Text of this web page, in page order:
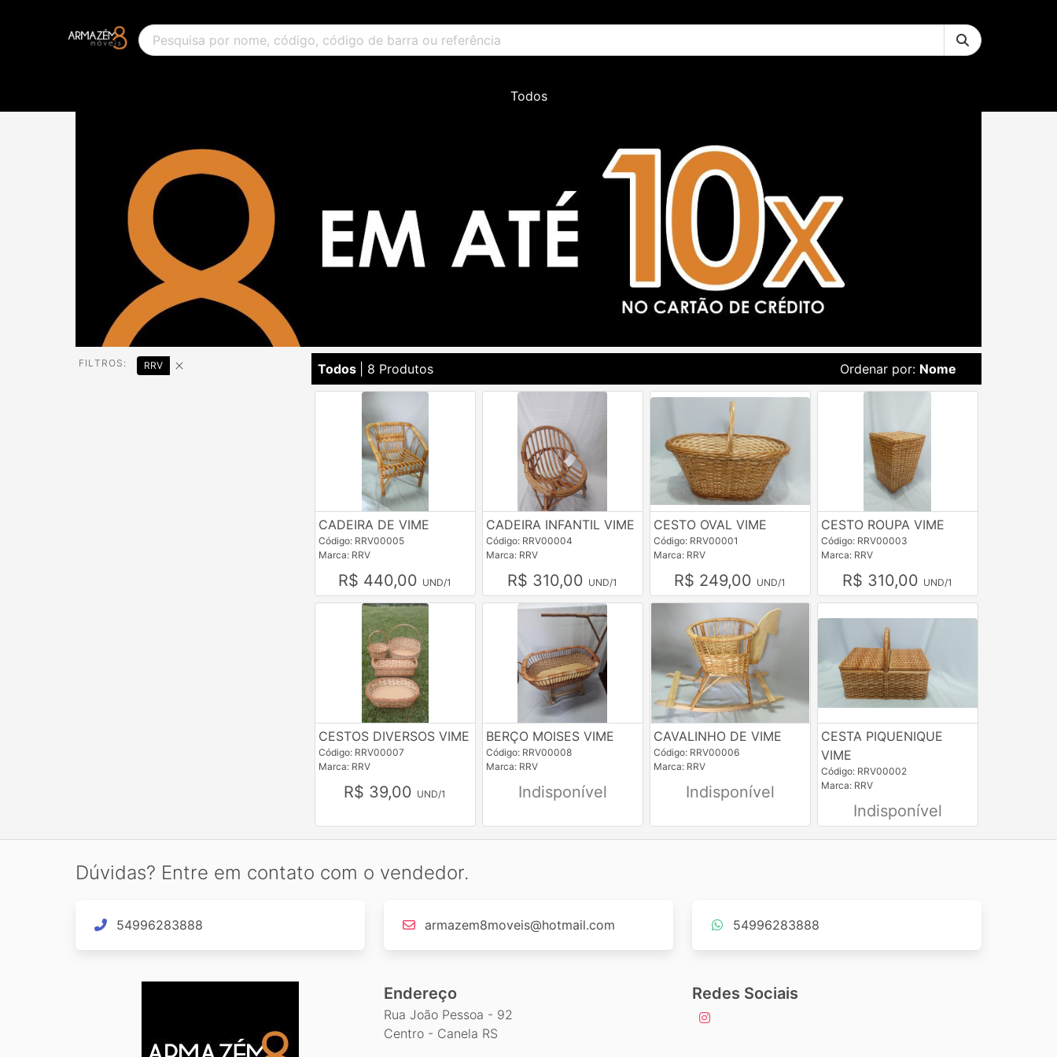
Todos
FILTROS: RRV Todos | 8 Produtos Ordenar por: Nome
CADEIRA DE VIME
Código: RRV00005
Marca: RRV
R$ 440,00 UND/1
CADEIRA INFANTIL VIME
Código: RRV00004
Marca: RRV
R$ 310,00 UND/1
CESTO OVAL VIME
Código: RRV00001
Marca: RRV
R$ 249,00 UND/1
CESTO ROUPA VIME
Código: RRV00003
Marca: RRV
R$ 310,00 UND/1
CESTOS DIVERSOS VIME
Código: RRV00007
Marca: RRV
R$ 39,00 UND/1
BERÇO MOISES VIME
Código: RRV00008
Marca: RRV
Indisponível
CAVALINHO DE VIME
Código: RRV00006
Marca: RRV
Indisponível
CESTA PIQUENIQUE
VIME
Código: RRV00002
Marca: RRV
Indisponível
Dúvidas? Entre em contato com o vendedor.
54996283888 armazem8moveis@hotmail.com 54996283888
Endereço
Rua João Pessoa - 92
Centro - Canela RS
Redes Sociais